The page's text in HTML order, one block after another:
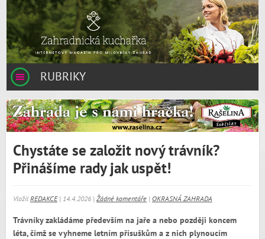
RUBRIKY
Chystáte se založit nový trávník?
Přinášíme rady jak uspět!
Vložil REDAKCE| 14.4.2026 | Žádné komentáře| OKRASNÁ ZAHRADA
Trávníky zakládáme především na jaře a nebo později koncem
léta, čímž se vyhneme letním přísuškům a z nich plynoucím